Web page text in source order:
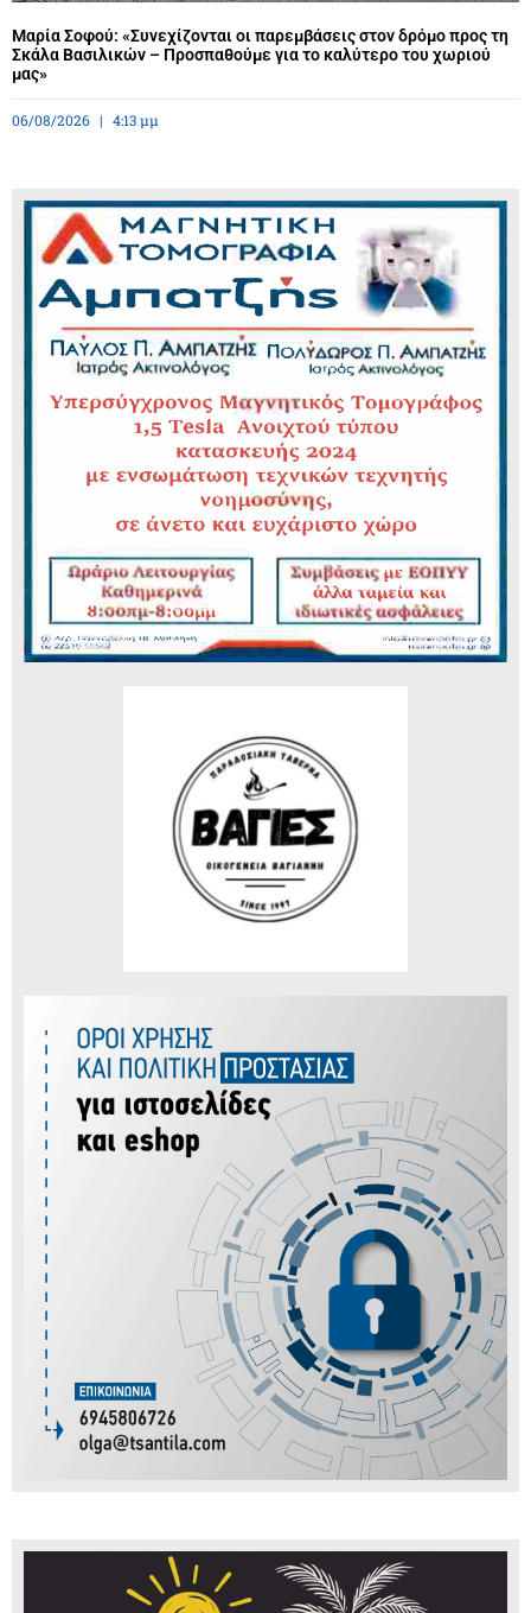
Μαρία Σοφού: «Συνεχίζονται οι παρεμβάσεις στον δρόμο προς τη
Σκάλα Βασιλικών – Προσπαθούμε για το καλύτερο του χωριού
μας»
06/08/2026 4:13 μμ